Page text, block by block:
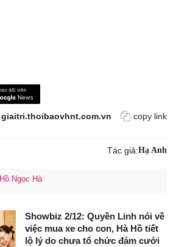
giaitri.thoibaovhnt.com.vn copy link
Tác giả:Hạ Anh
Hồ Ngọc Hà
Showbiz 2/12: Quyền Linh nói về
việc mua xe cho con, Hà Hồ tiết
lộ lý do chưa tổ chức đám cưới